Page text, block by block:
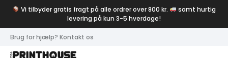
Vi tilbyder gratis fragt på alle ordrer over 800 kr.
samt hurtig
levering på kun 3-5 hverdage!
Brug for hjælp? Kontakt os